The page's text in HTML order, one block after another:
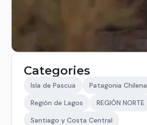
Categories
Isla de Pascua
Patagonia Chilena
Región de Lagos
REGIÓN NORTE
Santiago y Costa Central